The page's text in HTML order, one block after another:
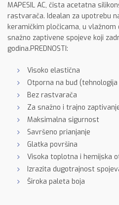
MAPESIL AC, čista acetatna
rastvarača. Idealan za upotrebu
keramičkim pločicama, u vlažnom
snažno zaptivene spojeve koji
godina.PREDNOSTI:
Visoko elastična
Otporna na buđ
Bez rastvarača
Za snažno i trajno
Maksimalna sigurnost
Savršeno prianjanje
Glatka površina
Visoka toplotna i hemijska
Izrazita dugotrajnost
Široka paleta boja